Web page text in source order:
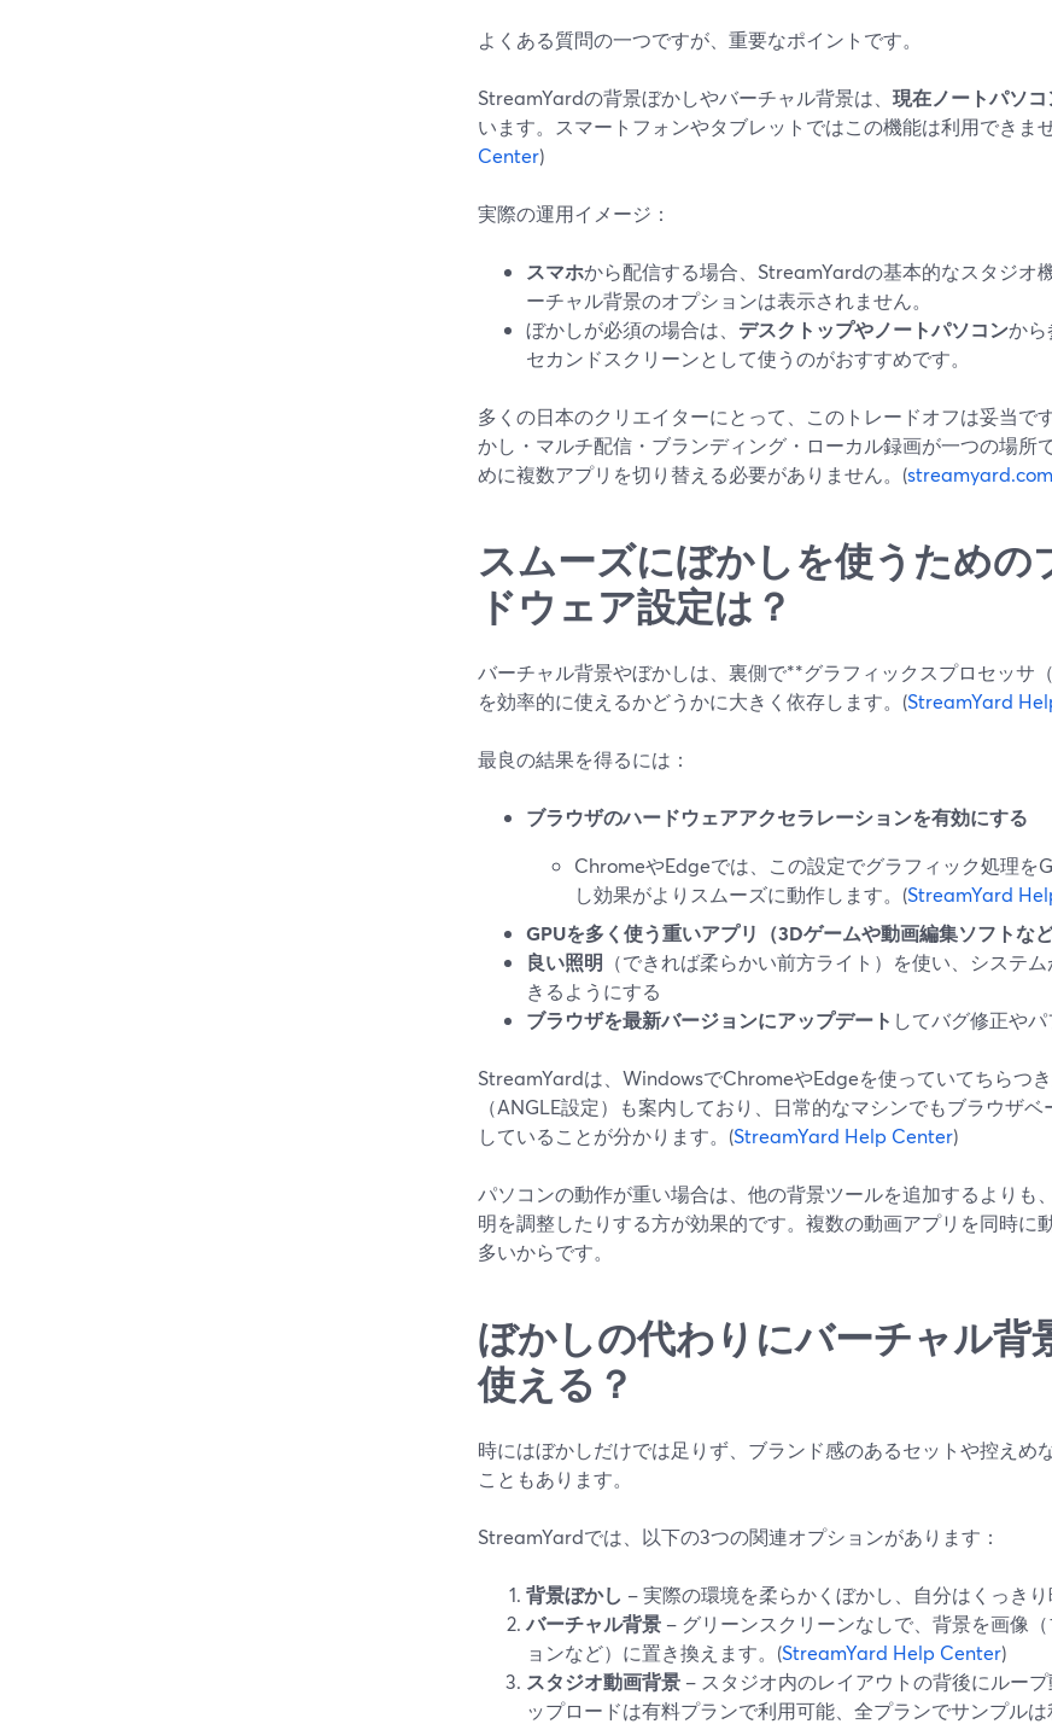
よくある質問の一つですが、重要なポイントです。
StreamYardの背景ぼかしやバーチャル背景は、 現在ノートパソ
います。スマートフォンやタブレットではこの機能は利用できま
Center)
実際の運用イメージ：
スマホから配信する場合、StreamYardの基本的なスタジオ
ーチャル背景のオプションは表示されません。
ぼかしが必須の場合は、 デスクトップやノートパソコンから
セカンドスクリーンとして使うのがおすすめです。
多くの日本のクリエイターにとって、このトレードオフは妥当で
かし・マルチ配信・ブランディング・ローカル録画が一つの場所
めに複数アプリを切り替える必要がありません。(streamyard.com
スムーズにぼかしを使うための
ドウェア設定は？
バーチャル背景やぼかしは、裏側で**グラフィックスプロセッサ
を効率的に使えるかどうかに大きく依存します。(StreamYard
最良の結果を得るには：
ブラウザのハードウェアアクセラレーションを有効にする
ChromeやEdgeでは、この設定でグラフィック処理を
し効果がよりスムーズに動作します。(StreamYard
GPUを多く使う重いアプリ（3Dゲームや動画編集ソフトな
良い照明 （できれば柔らかい前方ライト）を使い、システ
きるようにする
ブラウザを最新バージョンにアップデート してバグ修正や
StreamYardは、WindowsでChromeやEdgeを使っていてちらつ
（ANGLE設定）も案内しており、日常的なマシンでもブラウザ
していることが分かります。(StreamYard Help Center)
パソコンの動作が重い場合は、他の背景ツールを追加するよりも
明を調整したりする方が効果的です。複数の動画アプリを同時に
多いからです。
ぼかしの代わりにバーチャル背
使える？
時にはぼかしだけでは足りず、ブランド感のあるセットや控えめ
こともあります。
StreamYardでは、以下の3つの関連オプションがあります：
背景ぼかし – 実際の環境を柔らかくぼかし、自分はくっきり
バーチャル背景 – グリーンスクリーンなしで、背景を画像
ョンなど）に置き換えます。(StreamYard Help Center)
スタジオ動画背景 – スタジオ内のレイアウトの背後にルー
ップロードは有料プランで利用可能、全プランでサンプル